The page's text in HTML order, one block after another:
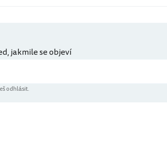
jakmile se objeví
odhlásit.